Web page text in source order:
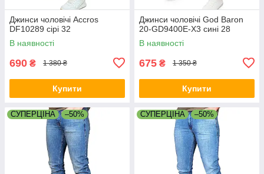
Джинси чоловічі Accros
DF10289 сірі 32
В наявності
690 ₴ 1 380 ₴
Купити
Джинси чоловічі God Baron
20-GD9400E-X3 сині 28
В наявності
675 ₴ 1 350 ₴
Купити
СУПЕРЦІНА –50% СУПЕРЦІНА –50%